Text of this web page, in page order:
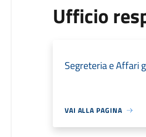
Ufficio
Segreteria e Affari
VAI ALLA PAGINA